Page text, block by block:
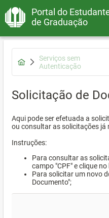
Portal do
de Graduação
Serviços sem
Autenticação
Solicitação de
Aqui pode ser efetuada a
ou consultar as solicitações já
Instruções:
Para consultar as
campo "CPF" e clique
Para solicitar um novo
Documento";